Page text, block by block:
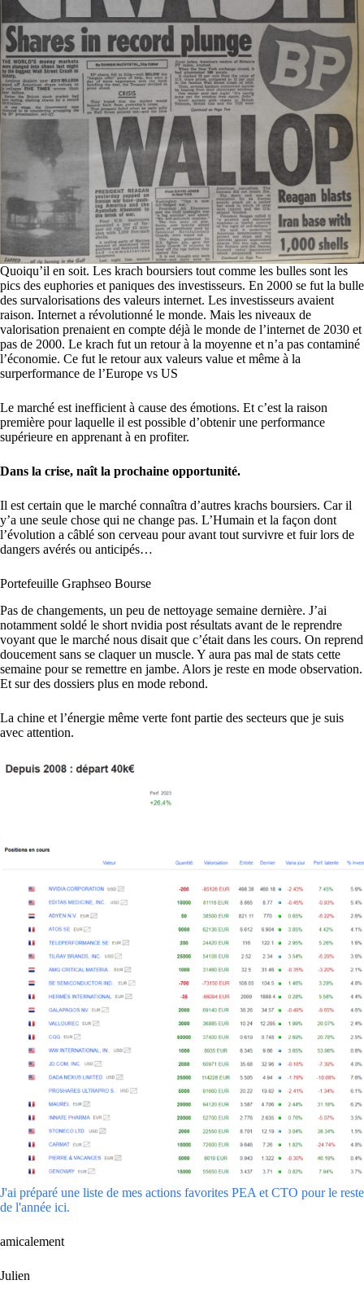
Quoiqu’il en soit. Les krach boursiers tout comme les bulles sont les
pics des euphories et paniques des investisseurs. En 2000 se fut la bulle
des survalorisations des valeurs internet. Les investisseurs avaient
raison. Internet a révolutionné le monde. Mais les niveaux de
valorisation prenaient en compte déjà le monde de l’internet de 2030 et
pas de 2000. Le krach fut un retour à la moyenne et n’a pas contaminé
l’économie. Ce fut le retour aux valeurs value et même à la
surperformance de l’Europe vs US
Le marché est inefficient à cause des émotions. Et c’est la raison
première pour laquelle il est possible d’obtenir une performance
supérieure en apprenant à en profiter.
Dans la crise, naît la prochaine opportunité.
Il est certain que le marché connaîtra d’autres krachs boursiers. Car il
y’a une seule chose qui ne change pas. L’Humain et la façon dont
l’évolution a câblé son cerveau pour avant tout survivre et fuir lors de
dangers avérés ou anticipés…
Portefeuille Graphseo Bourse
Pas de changements, un peu de nettoyage semaine dernière. J’ai
notamment soldé le short nvidia post résultats avant de le reprendre
voyant que le marché nous disait que c’était dans les cours. On reprend
doucement sans se claquer un muscle. Y aura pas mal de stats cette
semaine pour se remettre en jambe. Alors je reste en mode observation.
Et sur des dossiers plus en mode rebond.
La chine et l’énergie même verte font partie des secteurs que je suis
avec attention.
J'ai préparé une liste de mes actions favorites PEA et CTO pour le reste
de l'année ici.
amicalement
Julien